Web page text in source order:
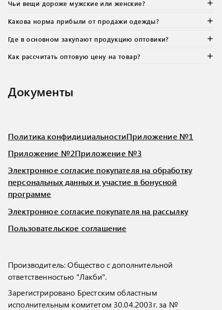
Чьи вещи дороже мужские или женские?
Какова норма прибыли от продажи одежды?
Где в основном закупают продукцию оптовики?
Как рассчитать оптовую цену на товар?
Документы
Политика конфидициальностиПриложение №1
Приложение №2Приложение №3
Электронное согласие покупателя на обработку
персональных данных и участие в бонусной
программе
Электронное согласие покупателя на рассылку
Пользовательское соглашение
Производитель: Общество с дополнительной
ответственностью "Лакби".
Зарегистрировано Брестским областным
исполнительным комитетом 30.04.2003г. за №